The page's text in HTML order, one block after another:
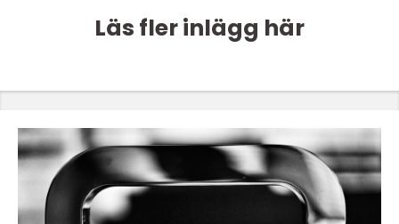
Läs fler inlägg här